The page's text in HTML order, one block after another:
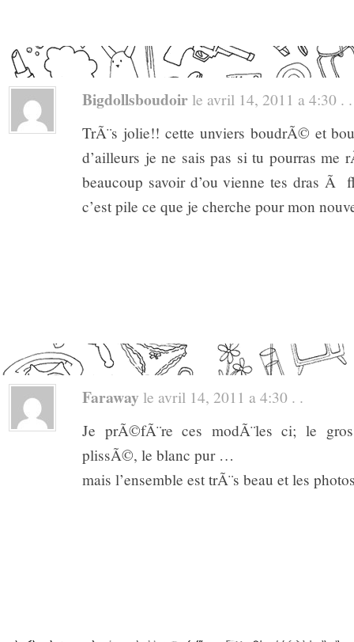
Bigdollsboudoir le avril 14, 2011 a 4:30 . .
TrÃ¨s jolie!! cette unviers boudrÃ© et
d’ailleurs je ne sais pas si tu pourras me
beaucoup savoir d’ou vienne tes dras Ã
c’est pile ce que je cherche pour mon
Faraway le avril 14, 2011 a 4:30 . .
Je prÃ©fÃ¨re ces modÃ¨les ci; le
plissÃ©, le blanc pur …
mais l’ensemble est trÃ¨s beau et les